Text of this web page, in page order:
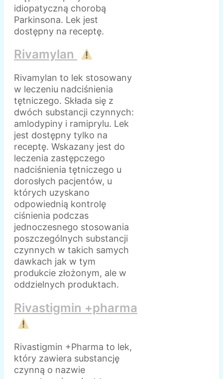
idiopatyczną chorobą
Parkinsona. Lek jest
dostępny na receptę.
Rivamylan
Rivamylan to lek stosowany
w leczeniu nadciśnienia
tętniczego. Składa się z
dwóch substancji czynnych:
amlodypiny i ramiprylu. Lek
jest dostępny tylko na
receptę. Wskazany jest do
leczenia zastępczego
nadciśnienia tętniczego u
dorosłych pacjentów, u
których uzyskano
odpowiednią kontrolę
ciśnienia podczas
jednoczesnego stosowania
poszczególnych substancji
czynnych w takich samych
dawkach jak w tym
produkcie złożonym, ale w
oddzielnych produktach.
Rivastigmin +pharma
Rivastigmin +Pharma to lek,
który zawiera substancję
czynną o nazwie